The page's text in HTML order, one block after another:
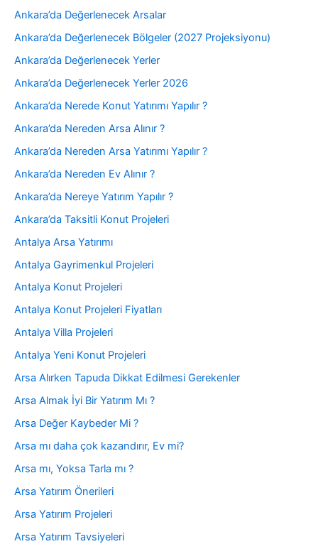
Ankara’da Değerlenecek Arsalar
Ankara’da Değerlenecek Bölgeler (2027 Projeksiyonu)
Ankara’da Değerlenecek Yerler
Ankara’da Değerlenecek Yerler 2026
Ankara’da Nerede Konut Yatırımı Yapılır ?
Ankara’da Nereden Arsa Alınır ?
Ankara’da Nereden Arsa Yatırımı Yapılır ?
Ankara’da Nereden Ev Alınır ?
Ankara’da Nereye Yatırım Yapılır ?
Ankara’da Taksitli Konut Projeleri
Antalya Arsa Yatırımı
Antalya Gayrimenkul Projeleri
Antalya Konut Projeleri
Antalya Konut Projeleri Fiyatları
Antalya Villa Projeleri
Antalya Yeni Konut Projeleri
Arsa Alırken Tapuda Dikkat Edilmesi Gerekenler
Arsa Almak İyi Bir Yatırım Mı ?
Arsa Değer Kaybeder Mi ?
Arsa mı daha çok kazandırır, Ev mi?
Arsa mı, Yoksa Tarla mı ?
Arsa Yatırım Önerileri
Arsa Yatırım Projeleri
Arsa Yatırım Tavsiyeleri